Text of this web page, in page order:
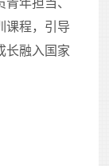
年担当、
课程，引导
长融入国家